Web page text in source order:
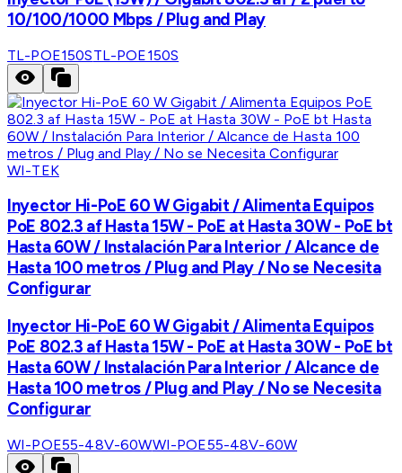
10/100/1000 Mbps / Plug and Play
TL-POE150STL-POE150S
WI-TEK
Inyector Hi-PoE 60 W Gigabit / Alimenta Equipos
PoE 802.3 af Hasta 15W - PoE at Hasta 30W - PoE bt
Hasta 60W / Instalación Para Interior / Alcance de
Hasta 100 metros / Plug and Play / No se Necesita
Configurar
Inyector Hi-PoE 60 W Gigabit / Alimenta Equipos
PoE 802.3 af Hasta 15W - PoE at Hasta 30W - PoE bt
Hasta 60W / Instalación Para Interior / Alcance de
Hasta 100 metros / Plug and Play / No se Necesita
Configurar
WI-POE55-48V-60WWI-POE55-48V-60W